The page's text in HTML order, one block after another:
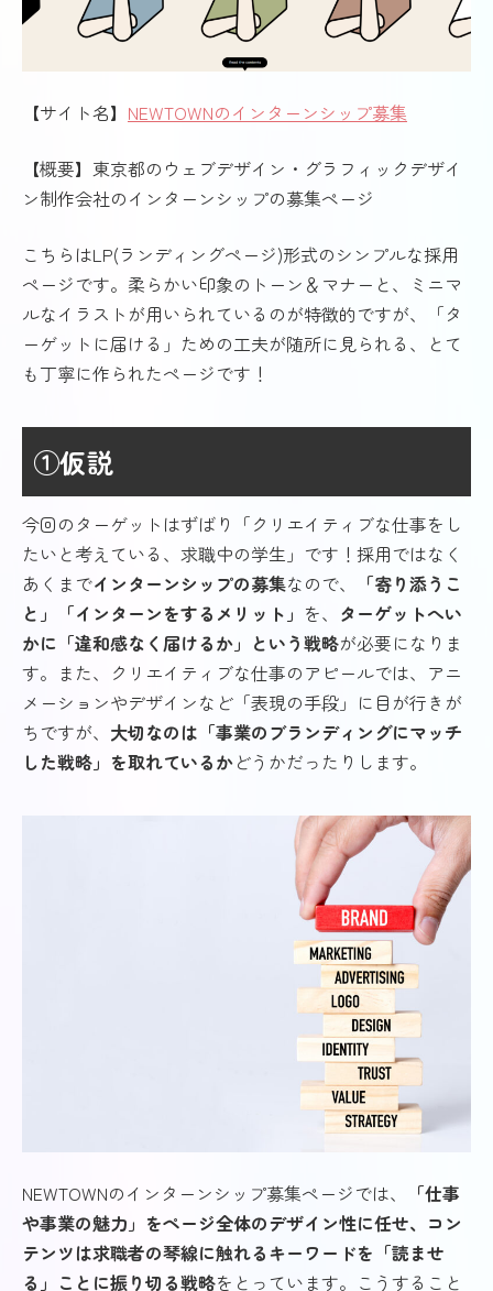
【サイト名】 NEWTOWNのインターンシップ募集
【概要】東京都のウェブデザイン・グラフィックデザイ
ン制作会社のインターンシップの募集ページ
こちらはLP(ランディングページ)形式のシンプルな採用
ページです。柔らかい印象のトーン＆マナーと、ミニマ
ルなイラストが用いられているのが特徴的ですが、「タ
ーゲットに届ける」ための工夫が随所に見られる、とて
も丁寧に作られたページです！
①仮説
今回のターゲットはずばり「クリエイティブな仕事をし
たいと考えている、求職中の学生」です！採用ではなく
あくまでインターンシップの募集なので、
「寄り添うこ
と」「インターンをするメリット」 を、 ターゲットへい
かに「違和感なく届けるか」という戦略が必要になりま
す。また、クリエイティブな仕事のアピールでは、アニ
メーションやデザインなど「表現の手段」に目が行きが
ちですが、 大切なのは「事業のブランディングにマッチ
した戦略」を取れているかどうかだったりします。
NEWTOWNのインターンシップ募集ページでは、
「仕事
や事業の魅力」をページ全体のデザイン性に任せ、コン
テンツは求職者の琴線に触れるキーワードを「読ませ
る」ことに振り切る戦略をとっています。こうすること